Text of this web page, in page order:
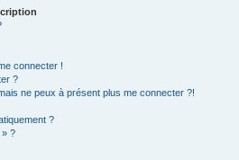
connecter !
?
ne peux à présent plus me connecter ?!
?
» ?